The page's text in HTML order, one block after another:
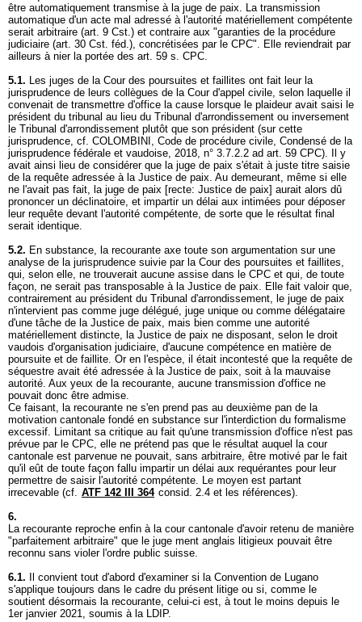
être automatiquement transmise à la juge de paix. La transmission
automatique d'un acte mal adressé à l'autorité matériellement compétente
serait arbitraire (art. 9 Cst.) et contraire aux "garanties de la procédure
judiciaire (art. 30 Cst. féd.), concrétisées par le CPC". Elle reviendrait par
ailleurs à nier la portée des art. 59 s. CPC.
5.1. Les juges de la Cour des poursuites et faillites ont fait leur la
jurisprudence de leurs collègues de la Cour d'appel civile, selon laquelle il
convenait de transmettre d'office la cause lorsque le plaideur avait saisi le
président du tribunal au lieu du Tribunal d'arrondissement ou inversement
le Tribunal d'arrondissement plutôt que son président (sur cette
jurisprudence, cf. COLOMBINI, Code de procédure civile, Condensé de la
jurisprudence fédérale et vaudoise, 2018, n° 3.7.2.2 ad art. 59 CPC). Il y
avait ainsi lieu de considérer que la juge de paix s'était à juste titre saisie
de la requête adressée à la Justice de paix. Au demeurant, même si elle
ne l'avait pas fait, la juge de paix [recte: Justice de paix] aurait alors dû
prononcer un déclinatoire, et impartir un délai aux intimées pour déposer
leur requête devant l'autorité compétente, de sorte que le résultat final
serait identique.
5.2. En substance, la recourante axe toute son argumentation sur une
analyse de la jurisprudence suivie par la Cour des poursuites et faillites,
qui, selon elle, ne trouverait aucune assise dans le CPC et qui, de toute
façon, ne serait pas transposable à la Justice de paix. Elle fait valoir que,
contrairement au président du Tribunal d'arrondissement, le juge de paix
n'intervient pas comme juge délégué, juge unique ou comme délégataire
d'une tâche de la Justice de paix, mais bien comme une autorité
matériellement distincte, la Justice de paix ne disposant, selon le droit
vaudois d'organisation judiciaire, d'aucune compétence en matière de
poursuite et de faillite. Or en l'espèce, il était incontesté que la requête de
séquestre avait été adressée à la Justice de paix, soit à la mauvaise
autorité. Aux yeux de la recourante, aucune transmission d'office ne
pouvait donc être admise.
Ce faisant, la recourante ne s'en prend pas au deuxième pan de la
motivation cantonale fondé en substance sur l'interdiction du formalisme
excessif. Limitant sa critique au fait qu'une transmission d'office n'est pas
prévue par le CPC, elle ne prétend pas que le résultat auquel la cour
cantonale est parvenue ne pouvait, sans arbitraire, être motivé par le fait
qu'il eût de toute façon fallu impartir un délai aux requérantes pour leur
permettre de saisir l'autorité compétente. Le moyen est partant
irrecevable (cf. ATF 142 III 364 consid. 2.4 et les références).
6.
La recourante reproche enfin à la cour cantonale d'avoir retenu de manière
"parfaitement arbitraire" que le juge ment anglais litigieux pouvait être
reconnu sans violer l'ordre public suisse.
6.1. Il convient tout d'abord d'examiner si la Convention de Lugano
s'applique toujours dans le cadre du présent litige ou si, comme le
soutient désormais la recourante, celui-ci est, à tout le moins depuis le
1er janvier 2021, soumis à la LDIP.